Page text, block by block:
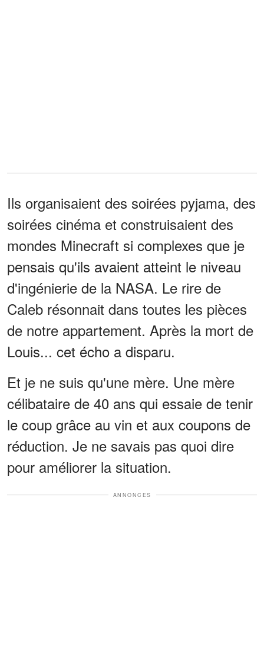
Ils organisaient des soirées pyjama, des
soirées cinéma et construisaient des
mondes Minecraft si complexes que je
pensais qu'ils avaient atteint le niveau
d'ingénierie de la NASA. Le rire de
Caleb résonnait dans toutes les pièces
de notre appartement. Après la mort de
Louis... cet écho a disparu.
Et je ne suis qu'une mère. Une mère
célibataire de 40 ans qui essaie de tenir
le coup grâce au vin et aux coupons de
réduction. Je ne savais pas quoi dire
pour améliorer la situation.
ANNONCES